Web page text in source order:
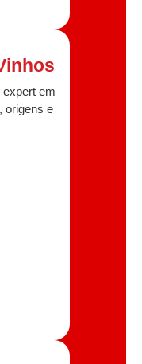
expert em
origens e